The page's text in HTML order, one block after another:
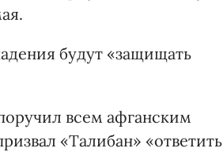
будут «защищать
всем афганским
«Талибан» «ответить